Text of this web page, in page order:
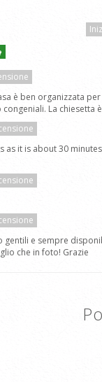
è ben organizzata
La chiesetta
it is about 30
e sempre
che in foto! Grazie